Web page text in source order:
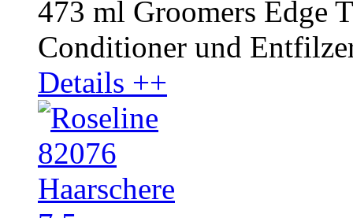
473 ml Groomers Edge
Conditioner und
Details ++